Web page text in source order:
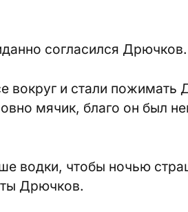
согласился Дрючков.
вокруг и стали пожимать
мячик, благо он был
водки, чтобы ночью
Дрючков.